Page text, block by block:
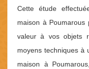
Cette étude
maison à Poumarous
valeur à vos objets
moyens techniques à
maison à